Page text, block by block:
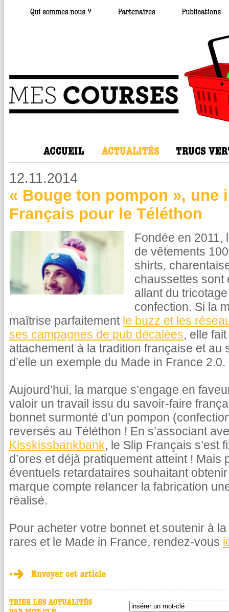
12.11.2014
« Bouge ton pompon », une
Français pour le Téléthon
Fondée en 2011,
de vêtements
shirts,
chaussettes sont
allant du
confection. Si la
maîtrise parfaitement le buzz et les
ses campagnes de pub décalées, elle
attachement à la tradition française et au
d’elle un exemple du Made in France 2.0.
Aujourd’hui, la marque s’engage en
valoir un travail issu du savoir-faire
bonnet surmonté d’un pompon
reversés au Téléthon ! En s’associant
Kisskissbankbank, le Slip Français s’est
d’ores et déjà pratiquement atteint !
éventuels retardataires souhaitant
marque compte relancer la fabrication
réalisé.
Pour acheter votre bonnet et soutenir à
rares et le Made in France, rendez-vous